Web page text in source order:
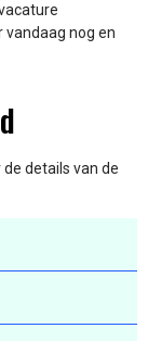
vandaag nog en
details van de